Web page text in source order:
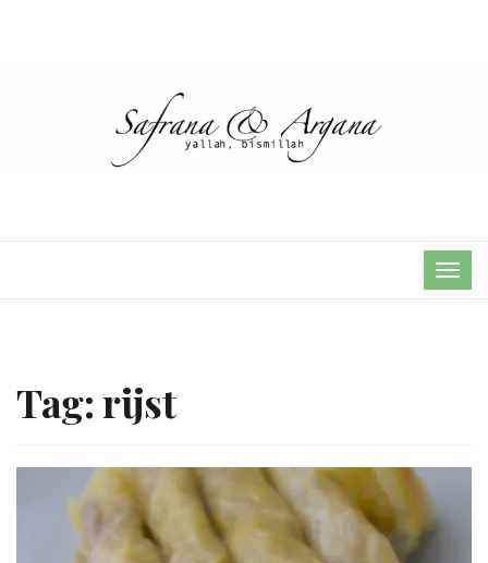
Tag:rijst